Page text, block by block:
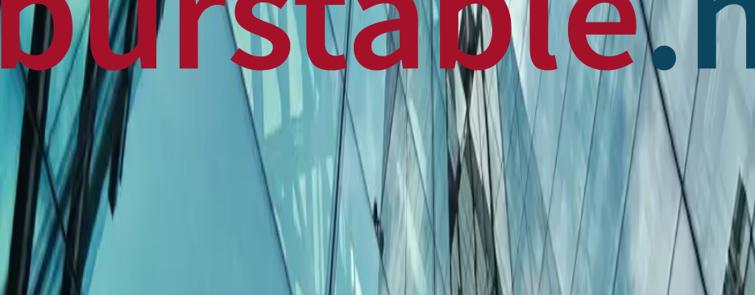
HomeBusinessWorldNews Press ReleaseFinance Canadian Newsen français